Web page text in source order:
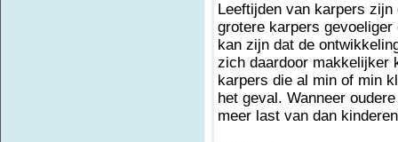
Leeftijden van karpers
grotere karpers
kan zijn dat de
zich daardoor makkelijker
karpers die al min of min
het geval. Wanneer
meer last van dan